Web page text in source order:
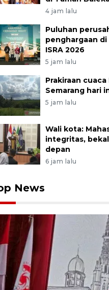
4 jam lalu
Puluhan
penghargaan
ISRA 2026
5 jam lalu
Prakiraan cuaca
Semarang hari
5 jam lalu
Wali kota:
integritas,
depan
6 jam lalu
News